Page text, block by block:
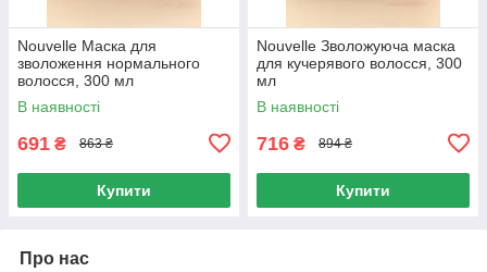
Nouvelle Маска для
зволоження нормального
волосся, 300 мл
В наявності
691 ₴ 863 ₴
Купити
Nouvelle Зволожуюча маска
для кучерявого волосся, 300
мл
В наявності
716 ₴ 894 ₴
Купити
Про нас